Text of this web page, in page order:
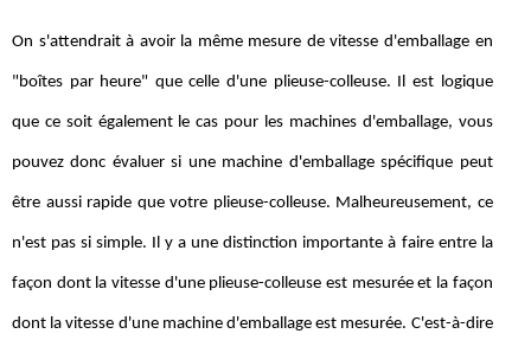
On s'attendrait à avoir la même mesure de vitesse d'emballage en
"boîtes par heure" que celle d'une plieuse-colleuse. Il est logique
que ce soit également le cas pour les machines d'emballage, vous
pouvez donc évaluer si une machine d'emballage spécifique peut
être aussi rapide que votre plieuse-colleuse. Malheureusement, ce
n'est pas si simple. Il y a une distinction importante à faire entre la
façon dont la vitesse d'une plieuse-colleuse est mesurée et la façon
dont la vitesse d'une machine d'emballage est mesurée. C'est-à-dire